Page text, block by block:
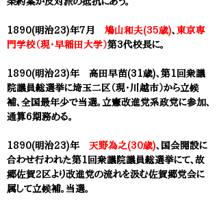
1890(明治23)年7月 鳩山和夫(35歳)、 東京専
門学校（現・早稲田大学）第3代校長に。
1890(明治23)年 ​高田早苗(31歳)、第1回衆議
院議員総選挙に埼玉二区（現・川越市）から立候
補、全国最年少で当選。立憲改進党系政党に参加、
通算6期務める。
1890(明治23)年 天野為之(30歳)、国会開設に
合わせ行われた第1回衆議院議員総選挙にて、故
郷佐賀2区より改進党の流れを汲む佐賀郷党会に
属して立候補。当選。